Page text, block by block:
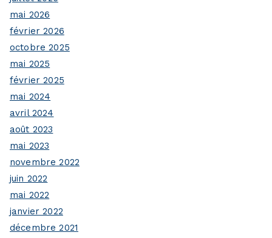
mai 2026
février 2026
octobre 2025
mai 2025
février 2025
mai 2024
avril 2024
août 2023
mai 2023
novembre 2022
juin 2022
mai 2022
janvier 2022
décembre 2021